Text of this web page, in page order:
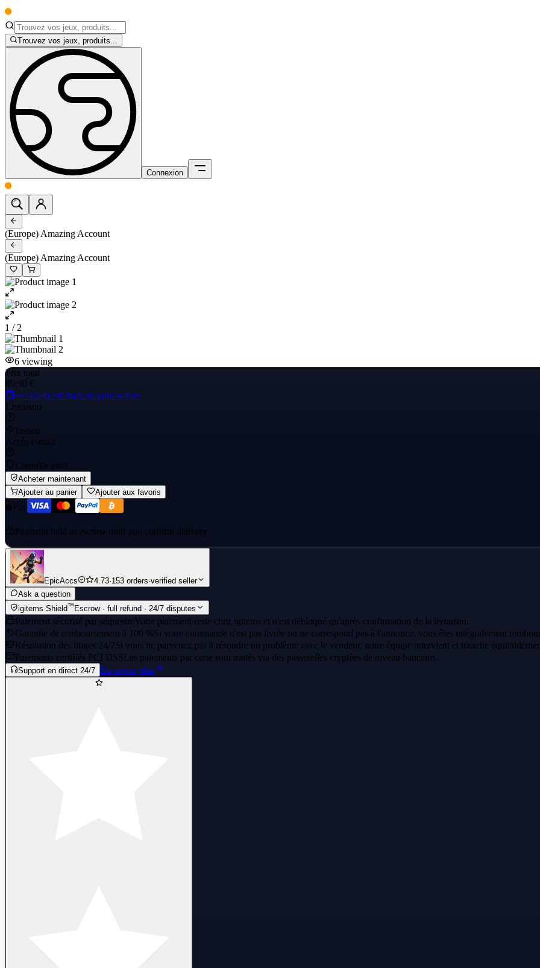
Trouvez vos jeux, produits...
Connexion
(Europe) Amazing Account
(Europe) Amazing Account
1 / 2
6 viewing
Prix total
89,90 €
+≈ 3,6 €cash back to your wallet
Livraison
Instant
Accès e-mail
Contrôle total
Acheter maintenant
Ajouter au panier
Ajouter aux favoris
Payment held in escrow until you confirm delivery
EpicAccs 4.73·153 orders·verified seller
Ask a question
igitems Shield™ Escrow · full refund · 24/7 disputes
Paiement sécurisé par séquestreVotre paiement reste chez igitems et n'est débloqué qu'après confirmation de la livraison.
Garantie de remboursement à 100 %Si votre commande n'est pas livrée ou ne correspond pas à l'annonce, vous êtes intégralement
Résolution des litiges 24/7Si vous ne parvenez pas à résoudre un problème avec le vendeur, notre équipe intervient et tranche
Paiements certifiés PCI DSSLes paiements par carte sont traités via des passerelles cryptées de niveau bancaire.
Support en direct 24/7 En savoir plus